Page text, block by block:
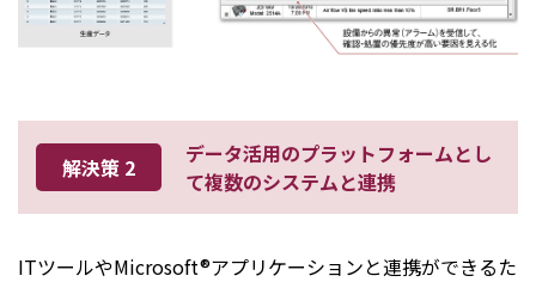
解決策 2
データ活用のプラットフォームとし
て複数のシステムと連携
ITツールやMicrosoft®アプリケーションと連携ができるた